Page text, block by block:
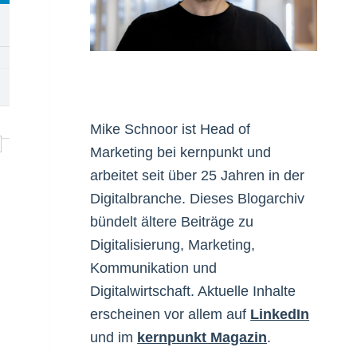
Mike Schnoor ist Head of
Marketing bei kernpunkt und
arbeitet seit über 25 Jahren in der
Digitalbranche. Dieses Blogarchiv
bündelt ältere Beiträge zu
Digitalisierung, Marketing,
Kommunikation und
Digitalwirtschaft. Aktuelle Inhalte
erscheinen vor allem auf LinkedIn
und im kernpunkt Magazin.